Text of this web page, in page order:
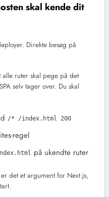
skal kende dit
Direkte besøg på
ruter skal pege på det
selv tager over. Du skal
/* /index.html 200
regel
på ukendte ruter
det et argument for Next.js,